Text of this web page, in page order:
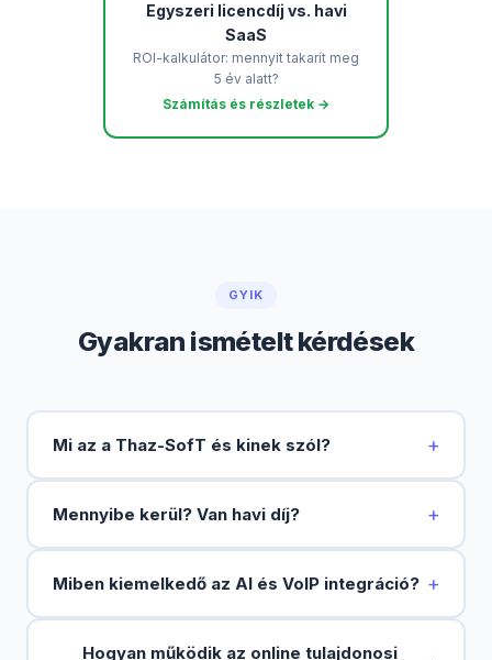
Egyszeri licencdíj vs. havi
SaaS
ROI-kalkulátor: mennyit takarít meg
5 év alatt?
Számítás és részletek →
GYIK
Gyakran ismételt kérdések
Mi az a Thaz-SofT és kinek szól? +
Mennyibe kerül? Van havi díj? +
Miben kiemelkedő az AI és VoIP integráció? +
Hogyan működik az online tulajdonosi